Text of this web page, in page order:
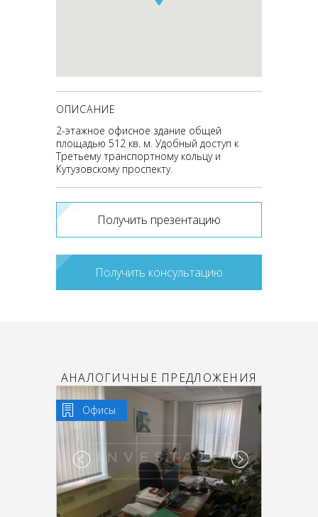
ОПИСАНИЕ
2-этажное офисное здание общей
площадью 512 кв. м. Удобный доступ к
Третьему транспортному кольцу и
Кутузовскому проспекту.
Получить презентацию
Получить консультацию
АНАЛОГИЧНЫЕ ПРЕДЛОЖЕНИЯ
Офисы